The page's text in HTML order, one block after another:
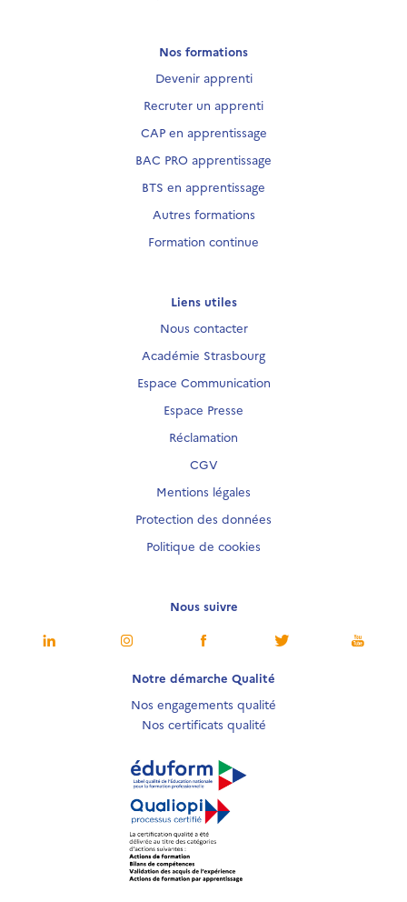
Nos formations
Devenir apprenti
Recruter un apprenti
CAP en apprentissage
BAC PRO apprentissage
BTS en apprentissage
Autres formations
Formation continue
Liens utiles
Nous contacter
Académie Strasbourg
Espace Communication
Espace Presse
Réclamation
CGV
Mentions légales
Protection des données
Politique de cookies
Nous suivre
Notre démarche Qualité
Nos engagements qualité
Nos certificats qualité